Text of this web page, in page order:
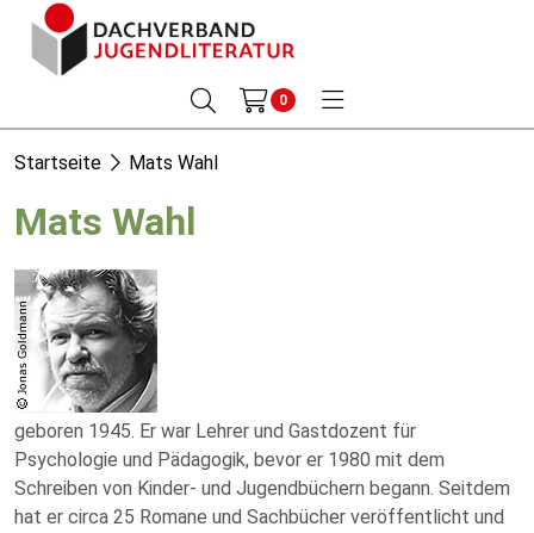
0
Startseite Mats Wahl
Mats Wahl
geboren 1945. Er war Lehrer und Gastdozent für
Psychologie und Pädagogik, bevor er 1980 mit dem
Schreiben von Kinder- und Jugendbüchern begann. Seitdem
hat er circa 25 Romane und Sachbücher veröffentlicht und